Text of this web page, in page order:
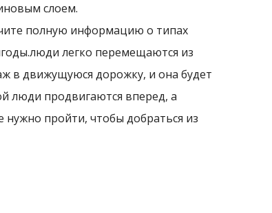
слоем.
полную информацию о типах
легко перемещаются из
в движущуюся дорожку, и она будет
люди продвигаются вперед, а
пройти, чтобы добраться из